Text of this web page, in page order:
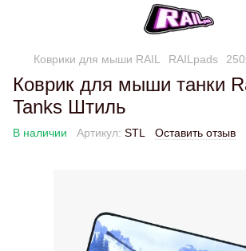
Коврики для мыши RAIL RAILpads
Коврик для мыши танки
Tanks Штиль
В наличии Артикул: STL Оставить отзыв